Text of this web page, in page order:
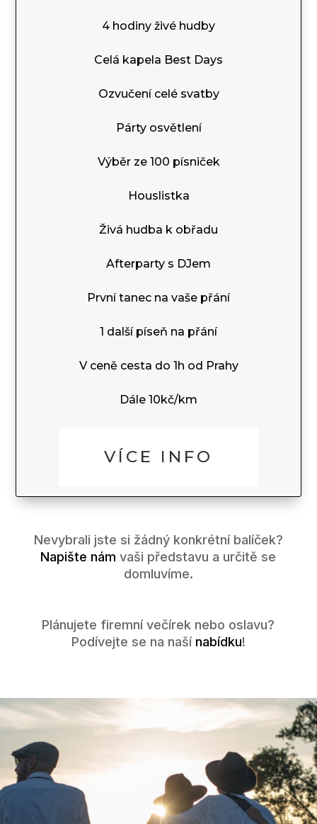
4 hodiny živé hudby
Celá kapela Best Days
Ozvučení celé svatby
Párty osvětlení
Výběr ze 100 písniček
Houslistka
Živá hudba k obřadu
Afterparty s DJem
První tanec na vaše přání
1 další píseň na přání
V ceně cesta do 1h od Prahy
Dále 10kč/km
VÍCE INFO
Nevybrali jste si žádný konkrétní balíček?
Napište nám vaši představu a určitě se
domluvíme.
Plánujete firemní večírek nebo oslavu?
Podívejte se na naší nabídku!